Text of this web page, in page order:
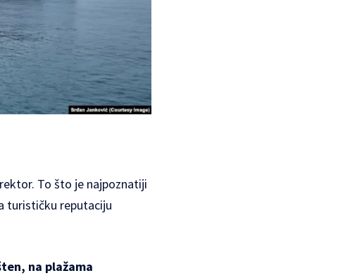
To što je najpoznatiji
turističku reputaciju
na plažama